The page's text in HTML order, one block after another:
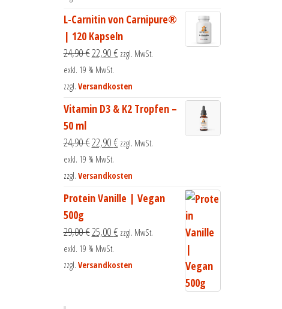
L-Carnitin von Carnipure®
| 120 Kapseln
24,90€22,90 € zzgl. MwSt.
exkl. 19 % MwSt.
zzgl. Versandkosten
Vitamin D3 & K2 Tropfen –
50 ml
24,90€22,90 € zzgl. MwSt.
exkl. 19 % MwSt.
zzgl. Versandkosten
Protein Vanille | Vegan
500g
29,00€25,00 € zzgl. MwSt.
exkl. 19 % MwSt.
zzgl. Versandkosten